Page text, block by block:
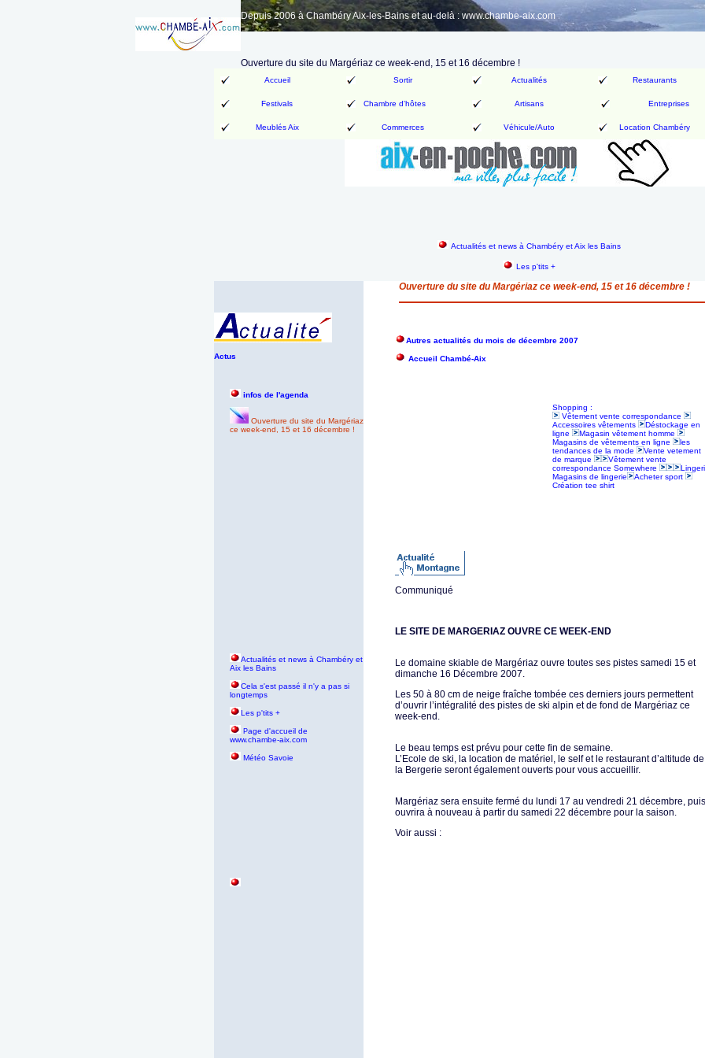
Depuis 2006 à Chambéry Aix-les-Bains et au-delà : www.chambe-aix.com
Ouverture du site du Margériaz ce week-end, 15 et 16 décembre !
Accueil Sortir Actualités Restaurants
Festivals Chambre d'hôtes Artisans Entreprises
Meublés Aix Commerces Véhicule/Auto Location Chambéry
Actualités et news à Chambéry et Aix les Bains
Les p'tits +
Ouverture du site du Margériaz ce week-end, 15 et 16 décembre !
Actus
Autres actualités du mois de décembre 2007
Accueil Chambé-Aix
infos de l'agenda
Ouverture du site du Margériaz
ce week-end, 15 et 16 décembre !
Actualités et news à Chambéry et
Aix les Bains
Cela s'est passé il n'y a pas si
longtemps
Les p'tits +
Page d'accueil de
www.chambe-aix.com
Météo Savoie
Shopping :
Vêtement vente correspondance
Accessoires vêtements
Déstockage en
ligne
Magasin vêtement homme
Magasins de vêtements en ligne
les
tendances de la mode
Vente vetement
de marque
Vêtement vente
correspondance Somewhere
Magasins de lingerie
Acheter sport
Création tee shirt
Communiqué
LE SITE DE MARGERIAZ OUVRE CE WEEK-END
Le domaine skiable de Margériaz ouvre toutes ses pistes samedi 15 et
dimanche 16 Décembre 2007.
Les 50 à 80 cm de neige fraîche tombée ces derniers jours permettent
d’ouvrir l’intégralité des pistes de ski alpin et de fond de Margériaz ce
week-end.
Le beau temps est prévu pour cette fin de semaine.
L’Ecole de ski, la location de matériel, le self et le restaurant d’altitude de
la Bergerie seront également ouverts pour vous accueillir.
Margériaz sera ensuite fermé du lundi 17 au vendredi 21 décembre, puis
ouvrira à nouveau à partir du samedi 22 décembre pour la saison.
Voir aussi :